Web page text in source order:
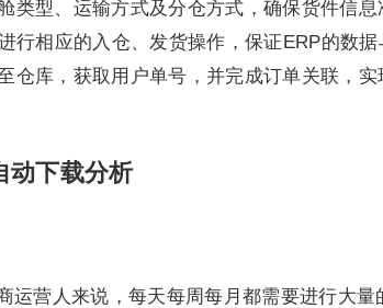
类型、运输方式及分仓方式，确保货件信
行相应的入仓、发货操作，保证ERP的数
仓库，获取用户单号，并完成订单关联，
动下载分析
运营人来说，每天每周每月都需要进行大